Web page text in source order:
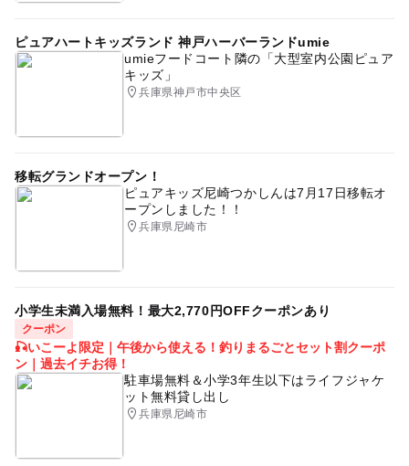
ピュアハートキッズランド 神戸ハーバーランドumie
umieフードコート隣の「大型室内公園ピュア
キッズ」
兵庫県神戸市中央区
移転グランドオープン！
ピュアキッズ尼崎つかしんは7月17日移転オ
ープンしました！！
兵庫県尼崎市
小学生未満入場無料！最大2,770円OFFクーポンあり
クーポン
🎣いこーよ限定｜午後から使える！釣りまるごとセット割クーポ
ン｜過去イチお得！
駐車場無料＆小学3年生以下はライフジャケ
ット無料貸し出し
兵庫県尼崎市